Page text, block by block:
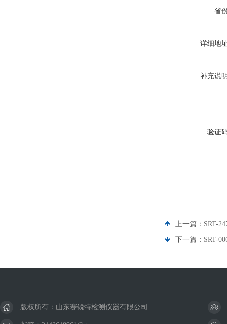
省
详细地
补充说
验证
上一篇： SRT-
下一篇： SRT-
版权所有：山东赛锐特检测仪器有限公司